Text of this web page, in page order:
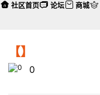
【】
0
社区首页 论坛 商城